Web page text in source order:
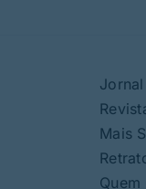
Jornal
Mais